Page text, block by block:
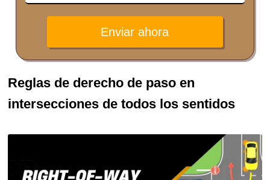
Enviar ahora
Reglas de derecho de paso en
intersecciones de todos los sentidos